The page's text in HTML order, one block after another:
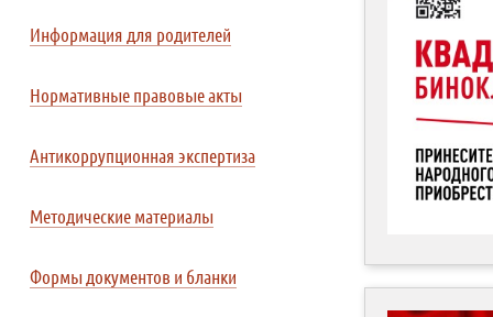
Информация для родителей
Нормативные правовые акты
Антикоррупционная экспертиза
Методические материалы
Формы документов и бланки